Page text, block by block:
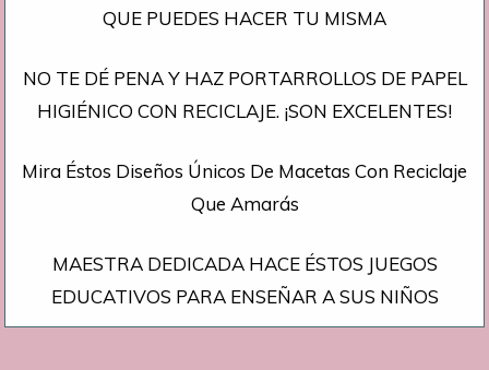
QUE PUEDES HACER TU MISMA
NO TE DÉ PENA Y HAZ PORTARROLLOS DE PAPEL
HIGIÉNICO CON RECICLAJE. ¡SON EXCELENTES!
Mira Éstos Diseños Únicos De Macetas Con Reciclaje
Que Amarás
MAESTRA DEDICADA HACE ÉSTOS JUEGOS
EDUCATIVOS PARA ENSEÑAR A SUS NIÑOS